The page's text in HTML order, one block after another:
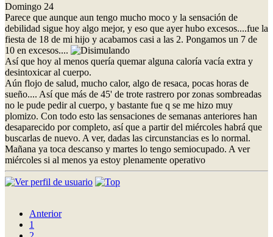
Domingo 24
Parece que aunque aun tengo mucho moco y la sensación de
debilidad sigue hoy algo mejor, y eso que ayer hubo excesos....fue la
fiesta de 18 de mi hijo y acabamos casi a las 2. Pongamos un 7 de
10 en excesos....
Así que hoy al menos quería quemar alguna caloría vacía extra y
desintoxicar al cuerpo.
Aún flojo de salud, mucho calor, algo de resaca, pocas horas de
sueño.... Así que más de 45' de trote rastrero por zonas sombreadas
no le pude pedir al cuerpo, y bastante fue q se me hizo muy
plomizo. Con todo esto las sensaciones de semanas anteriores han
desaparecido por completo, así que a partir del miércoles habrá que
buscarlas de nuevo. A ver, dadas las circunstancias es lo normal.
Mañana ya toca descanso y martes lo tengo semiocupado. A ver
miércoles si al menos ya estoy plenamente operativo
Anterior
1